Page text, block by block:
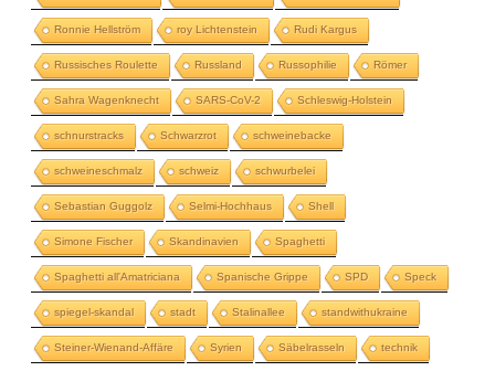
Ronnie Hellström roy Lichtenstein Rudi Kargus
Russisches Roulette Russland Russophilie Römer
Sahra Wagenknecht SARS-CoV-2 Schleswig-Holstein
schnurstracks Schwarzrot schweinebacke
schweineschmalz schweiz schwurbelei
Sebastian Guggolz Selmi-Hochhaus Shell
Simone Fischer Skandinavien Spaghetti
Spaghetti all'Amatriciana Spanische Grippe SPD Speck
spiegel-skandal stadt Stalinallee standwithukraine
Steiner-Wienand-Affäre Syrien Säbelrasseln technik